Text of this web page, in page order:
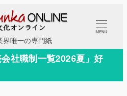
界唯一の専門紙
MENU
社職制一覧2026夏」好